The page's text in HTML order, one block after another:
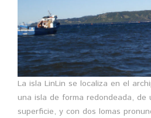
La isla LinLin se localiza en el
una isla de forma redondeada, de
superficie, y con dos lomas